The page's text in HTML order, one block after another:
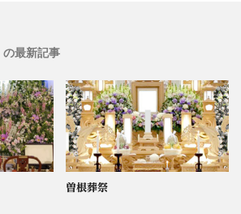
の最新記事
曽根葬祭